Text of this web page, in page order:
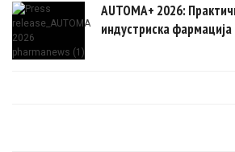
AUTOMA+ 2026:
индустриска фармација